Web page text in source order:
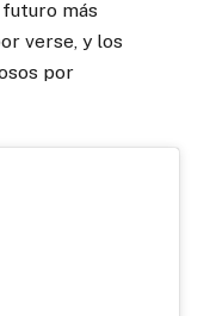
más
verse, y los
por